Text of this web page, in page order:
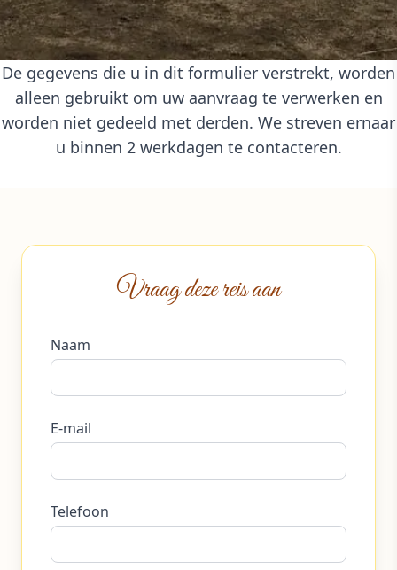
De gegevens die u in dit formulier verstrekt, worden
alleen gebruikt om uw aanvraag te verwerken en
worden niet gedeeld met derden. We streven ernaar
u binnen 2 werkdagen te contacteren.
Vraag deze reis aan
Naam
E-mail
Telefoon